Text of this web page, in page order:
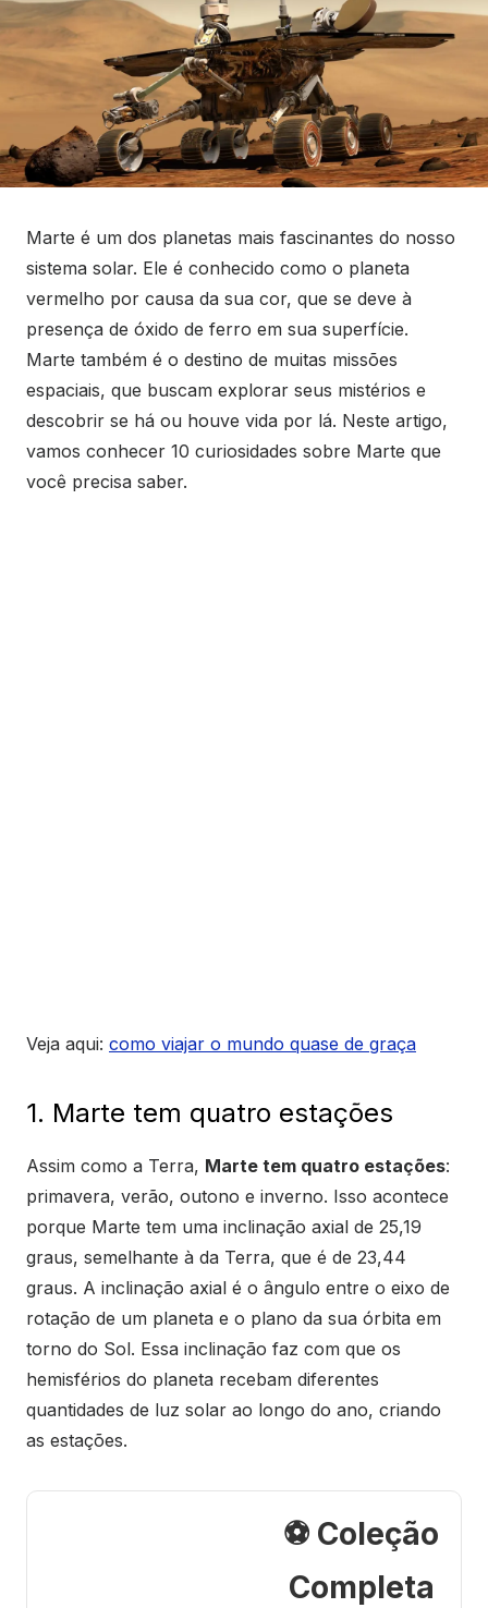
Marte é um dos planetas mais fascinantes do nosso
sistema solar. Ele é conhecido como o planeta
vermelho por causa da sua cor, que se deve à
presença de óxido de ferro em sua superfície.
Marte também é o destino de muitas missões
espaciais, que buscam explorar seus mistérios e
descobrir se há ou houve vida por lá. Neste artigo,
vamos conhecer 10 curiosidades sobre Marte que
você precisa saber.
Veja aqui: como viajar o mundo quase de graça
1. Marte tem quatro estações
Assim como a Terra, Marte tem quatro estações:
primavera, verão, outono e inverno. Isso acontece
porque Marte tem uma inclinação axial de 25,19
graus, semelhante à da Terra, que é de 23,44
graus. A inclinação axial é o ângulo entre o eixo de
rotação de um planeta e o plano da sua órbita em
torno do Sol. Essa inclinação faz com que os
hemisférios do planeta recebam diferentes
quantidades de luz solar ao longo do ano, criando
as estações.
⚽ Coleção
Completa